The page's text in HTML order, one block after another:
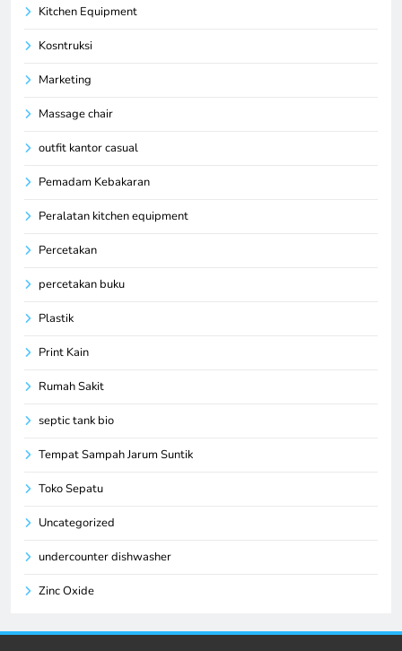
Kitchen Equipment
Kosntruksi
Marketing
Massage chair
outfit kantor casual
Pemadam Kebakaran
Peralatan kitchen equipment
Percetakan
percetakan buku
Plastik
Print Kain
Rumah Sakit
septic tank bio
Tempat Sampah Jarum Suntik
Toko Sepatu
Uncategorized
undercounter dishwasher
Zinc Oxide